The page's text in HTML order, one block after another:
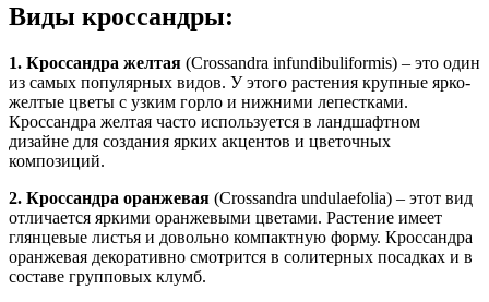
Виды кроссандры:
1. Кроссандра желтая (Crossandra infundibuliformis) – это один
из самых популярных видов. У этого растения крупные ярко-
желтые цветы с узким горло и нижними лепестками.
Кроссандра желтая часто используется в ландшафтном
дизайне для создания ярких акцентов и цветочных
композиций.
2. Кроссандра оранжевая (Crossandra undulaefolia) – этот вид
отличается яркими оранжевыми цветами. Растение имеет
глянцевые листья и довольно компактную форму. Кроссандра
оранжевая декоративно смотрится в солитерных посадках и в
составе групповых клумб.